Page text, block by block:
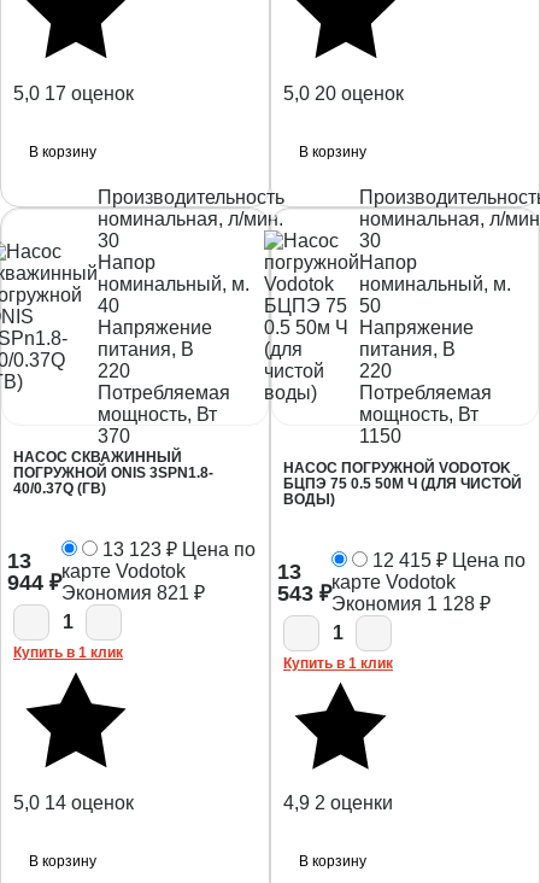
5,0 17 оценок
В корзину
5,0 20 оценок
В корзину
Производительность
номинальная, л/мин.
30
Напор
номинальный, м.
40
Напряжение
питания, В
220
Потребляемая
мощность, Вт
370
НАСОС СКВАЖИННЫЙ
ПОГРУЖНОЙ ONIS 3SPN1.8-
40/0.37Q (ГВ)
13
944 ₽
13 123 ₽ Цена по
карте Vodotok
Экономия 821 ₽
1
Купить в 1 клик
5,0 14 оценок
В корзину
номинальная, л/
30
Напор
номинальный, м.
50
Напряжение
питания, В
220
Потребляемая
мощность, Вт
1150
НАСОС ПОГРУЖНОЙ VODOTOK
БЦПЭ 75 0.5 50М Ч (ДЛЯ ЧИСТОЙ
ВОДЫ)
13
543 ₽
12 415 ₽ Цена по
карте Vodotok
Экономия 1 128 ₽
1
Купить в 1 клик
4,9 2 оценки
В корзину